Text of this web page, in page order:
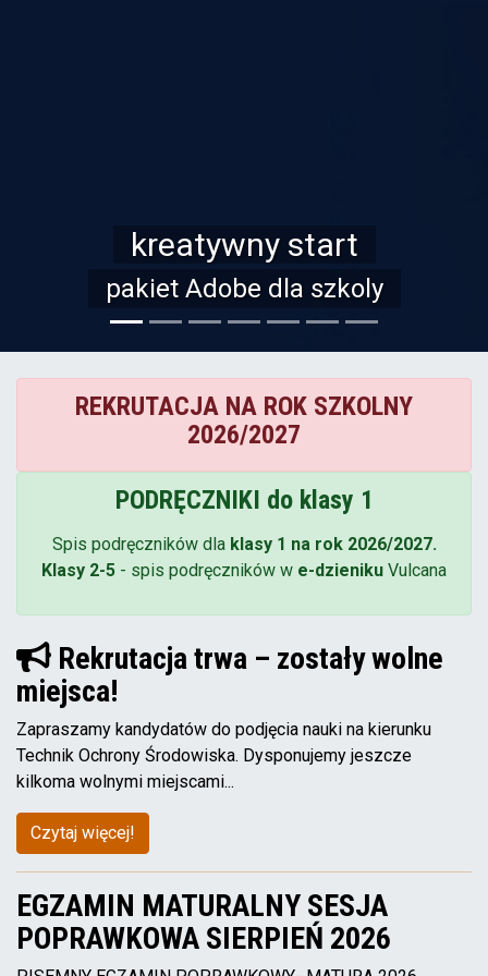
kreatywny start
pakiet Adobe dla szkoly
REKRUTACJA NA ROK SZKOLNY
2026/2027
PODRĘCZNIKI do klasy 1
Spis podręczników dlaklasy 1 na rok 2026/2027.
Klasy 2-5 - spis podręczników w e-dzieniku Vulcana
Rekrutacja trwa – zostały wolne
miejsca!
Zapraszamy kandydatów do podjęcia nauki na kierunku
Technik Ochrony Środowiska. Dysponujemy jeszcze
kilkoma wolnymi miejscami...
Czytaj więcej!
EGZAMIN MATURALNY SESJA
POPRAWKOWA SIERPIEŃ 2026